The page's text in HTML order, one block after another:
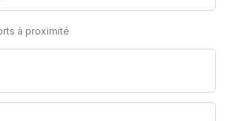
à proximité